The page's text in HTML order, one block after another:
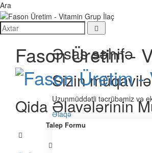
Ara
Fason Üretim -
Qida Əlavələrinin
Talep Formu
Əsas səhifə
Sizin
Uzunmüddətli təcrübəmiz və
Əlaqə